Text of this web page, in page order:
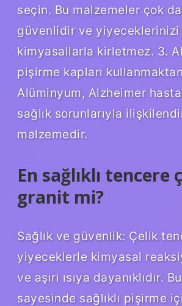
seçin. Bu malzemeler çok
güvenlidir ve yiyeceklerinizi
kimyasallarla kirletmez. 3.
pişirme kapları kullanmaktan
Alüminyum, Alzheimer
sağlık sorunlarıyla
malzemedir.
En sağlıklı tencere
granit mi?
Sağlık ve güvenlik: Çelik
yiyeceklerle kimyasal
ve aşırı ısıya dayanıklıdır.
sayesinde sağlıklı pişirme